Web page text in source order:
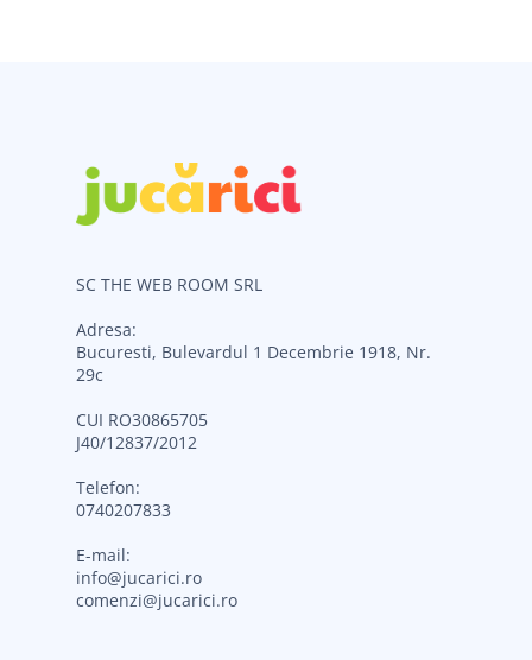
SC THE WEB ROOM SRL
Adresa:
Bucuresti, Bulevardul 1 Decembrie 1918, Nr.
29c
CUI RO30865705
J40/12837/2012
Telefon:
0740207833
E-mail:
info@jucarici.ro
comenzi@jucarici.ro